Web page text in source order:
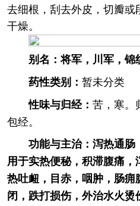
去细根，刮去外皮，切瓣
干燥。
别名：将军，川军，
药性类别： 暂未分类
性味与归经： 苦，寒。
包经。
功能与主治：泻热通肠
用于实热便秘，积滞腹痛
热吐衄，目赤，咽肿，肠
闭，跌打损伤，外治水火